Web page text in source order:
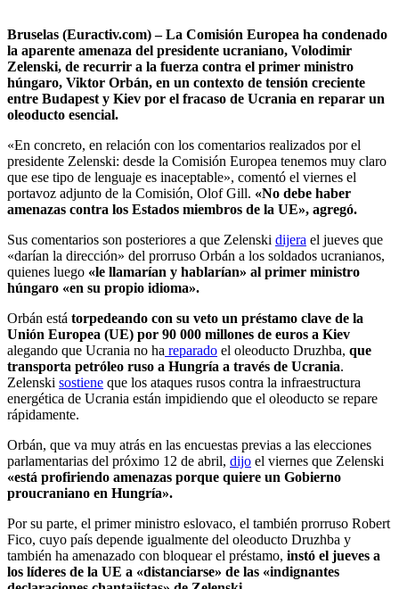
Bruselas (Euractiv.com) – La Comisión Europea ha condenado
la aparente amenaza del presidente ucraniano, Volodimir
Zelenski, de recurrir a la fuerza contra el primer ministro
húngaro, Viktor Orbán, en un contexto de tensión creciente
entre Budapest y Kiev por el fracaso de Ucrania en reparar un
oleoducto esencial.
«En concreto, en relación con los comentarios realizados por el
presidente Zelenski: desde la Comisión Europea tenemos muy claro
que ese tipo de lenguaje es inaceptable», comentó el viernes el
portavoz adjunto de la Comisión, Olof Gill. «No debe haber
amenazas contra los Estados miembros de la UE», agregó.
Sus comentarios son posteriores a que Zelenski dijera el jueves que
«darían la dirección» del prorruso Orbán a los soldados ucranianos,
quienes luego «le llamarían y hablarían» al primer ministro
húngaro «en su propio idioma».
Orbán está torpedeando con su veto un préstamo clave de la
Unión Europea (UE) por 90 000 millones de euros a Kiev
alegando que Ucrania no ha reparado el oleoducto Druzhba, que
transporta petróleo ruso a Hungría a través de Ucrania.
Zelenski sostiene que los ataques rusos contra la infraestructura
energética de Ucrania están impidiendo que el oleoducto se repare
rápidamente.
Orbán, que va muy atrás en las encuestas previas a las elecciones
parlamentarias del próximo 12 de abril, dijo el viernes que Zelenski
«está profiriendo amenazas porque quiere un Gobierno
proucraniano en Hungría».
Por su parte, el primer ministro eslovaco, el también prorruso Robert
Fico, cuyo país depende igualmente del oleoducto Druzhba y
también ha amenazado con bloquear el préstamo, instó el jueves a
los líderes de la UE a «distanciarse» de las «indignantes